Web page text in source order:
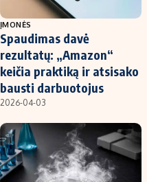
ĮMONĖS
Spaudimas davė
rezultatų: „Amazon“
keičia praktiką ir atsisako
bausti darbuotojus
2026-04-03